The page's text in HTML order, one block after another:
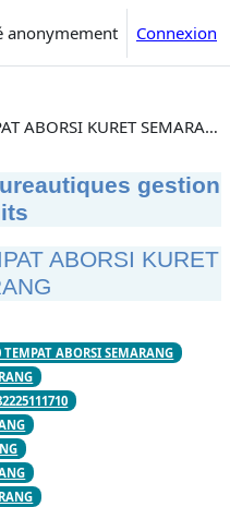
anonymement Connexion
WA 082225111710 TEMPAT ABORSI KURET SEMARANG
gestion
ABORSI KURET
ABORSI SEMARANG